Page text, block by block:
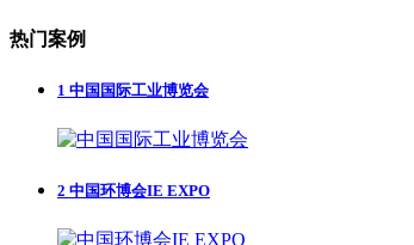
热门案例
1 中国国际工业博览会
2 中国环博会IE EXPO